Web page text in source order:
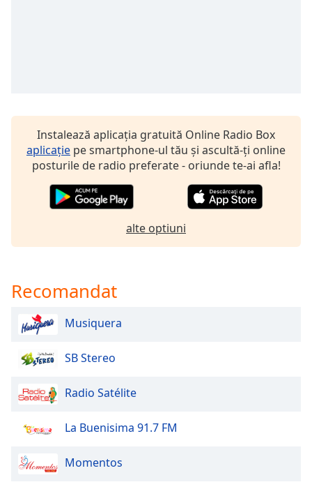
close
window.
Background
Color
Area
Color
Opacity
Instalează aplicația gratuită Online Radio Box
aplicație pe smartphone-ul tău și ascultă-ți online
posturile de radio preferate - oriunde te-ai afla!
alte optiuni
Recomandat
Musiquera
SB Stereo
Radio Satélite
La Buenisima 91.7 FM
Momentos